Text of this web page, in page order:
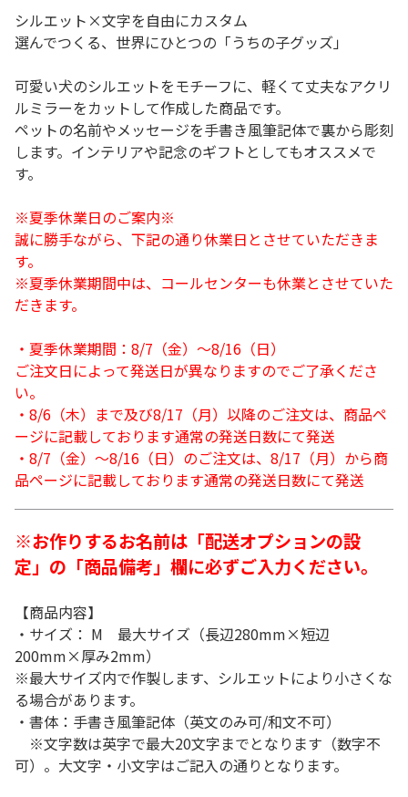
シルエット×文字を自由にカスタム
選んでつくる、世界にひとつの「うちの子グッズ」
可愛い犬のシルエットをモチーフに、軽くて丈夫なアクリ
ルミラーをカットして作成した商品です。
ペットの名前やメッセージを手書き風筆記体で裏から彫刻
します。インテリアや記念のギフトとしてもオススメで
す。
※夏季休業日のご案内※
誠に勝手ながら、下記の通り休業日とさせていただきま
す。
※夏季休業期間中は、コールセンターも休業とさせていた
だきます。
・夏季休業期間：8/7（金）～8/16（日）
ご注文日によって発送日が異なりますのでご了承くださ
い。
・8/6（木）まで及び8/17（月）以降のご注文は、商品ペ
ージに記載しております通常の発送日数にて発送
・8/7（金）～8/16（日）のご注文は、8/17（月）から商
品ページに記載しております通常の発送日数にて発送
※お作りするお名前は「配送オプションの設
定」の「商品備考」欄に必ずご入力ください。
【商品内容】
・サイズ： M 最大サイズ（長辺280mm×短辺
200mm×厚み2mm）
※最大サイズ内で作製します、シルエットにより小さくな
る場合があります。
・書体：手書き風筆記体（英文のみ可/和文不可）
※文字数は英字で最大20文字までとなります（数字不
可）。大文字・小文字はご記入の通りとなります。